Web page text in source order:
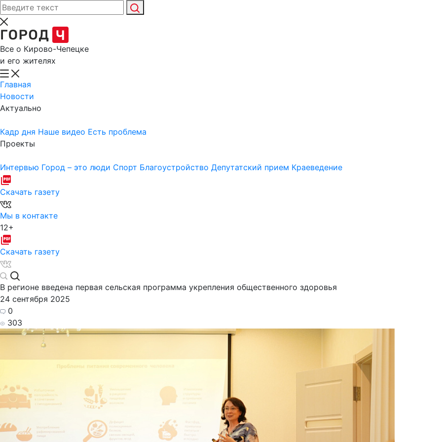
Все о Кирово-Чепецке
и его жителях
Главная
Новости
Актуально
Кадр дня Наше видео Есть проблема
Проекты
Интервью Город – это люди Спорт Благоустройство Депутатский прием Краеведение
Скачать газету
Мы в контакте
12+
Скачать газету
В регионе введена первая сельская программа укрепления общественного здоровья
24 сентября 2025
0
303